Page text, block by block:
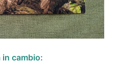
in cambio: